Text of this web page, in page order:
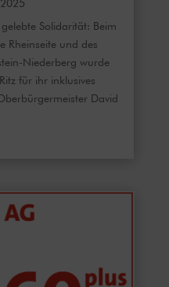
Solidarität: Beim
Rheinseite und des
Niederberg wurde
für ihr inklusives
David